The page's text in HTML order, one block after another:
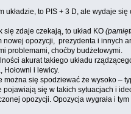
układzie, to PIS + 3 D, ale wydaje
się zdaje czekają, to układ KO
opozycji, prezydenta i innych
problemami, choćby budżetowymi.
akurat takiego układu
Hołowni i lewicy.
się spodziewać że wysoko –
się w takich sytuacjach i
opozycji. Opozycja wygrała i